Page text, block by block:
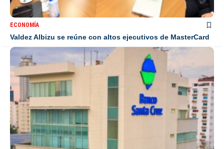
ECONOMÍA
Valdez Albizu se reúne con altos ejecutivos de MasterCard